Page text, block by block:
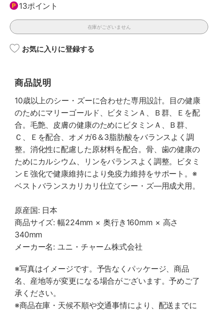
13ポイント
在庫がございません
お気に入りに登録する
商品説明
10歳以上のシー・ズーに合わせた専用設計。目の健康
のためにマリーゴールド、ビタミンＡ、Ｂ群、Ｅを配
合。毛艶、皮膚の健康のためにビタミンＡ、Ｂ群、
Ｃ、Ｅを配合、オメガ6＆3脂肪酸をバランスよく調
整。消化性に配慮した原材料を配合。骨、歯の健康の
ためにカルシウム、リンをバランスよく調整。ビタミ
ンＥ強化で健康維持により免疫力維持をサポート。※
ベストバランスカリカリ仕立てシー・ズ―用成犬用。
原産国: 日本
商品サイズ: 幅224mm × 奥行き160mm × 高さ
340mm
メーカー名: ユニ・チャーム株式会社
※写真はイメージです。予告なくパッケージ、商品
名、産地等が変更になる場合がございます。予めご了
承ください。
※商品在庫・天候不順や交通事情により、配送までに